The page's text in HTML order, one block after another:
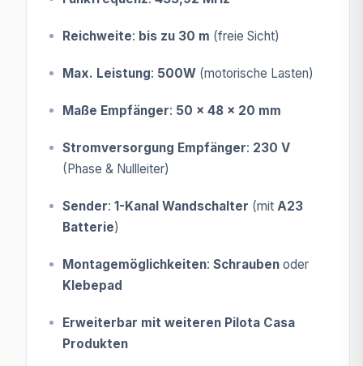
Reichweite: bis zu 30 m (freie Sicht)
Max. Leistung: 500W (motorische Lasten)
Maße Empfänger: 50 x 48 x 20 mm
Stromversorgung Empfänger: 230 V
(Phase & Nullleiter)
Sender: 1-Kanal Wandschalter (mit A23
Batterie)
Montagemöglichkeiten: Schrauben oder
Klebepad
Erweiterbar mit weiteren Pilota Casa
Produkten